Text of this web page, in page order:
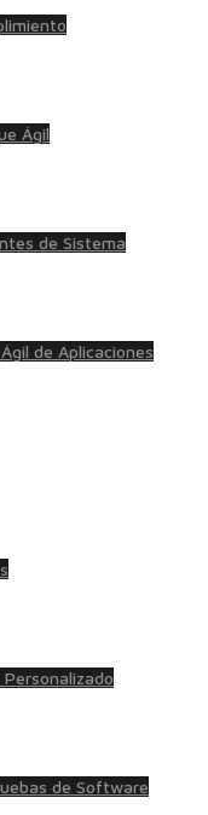
Ágil
de Sistema
de Aplicaciones
de Software